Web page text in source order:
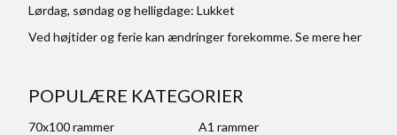
Lørdag, søndag og helligdage: Lukket
Ved højtider og ferie kan ændringer forekomme. Se mereher
POPULÆRE KATEGORIER
70x100 rammer
A1 rammer